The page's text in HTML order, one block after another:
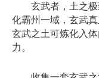
玄武者，土之极
化霸州一域，玄武
玄武之土可炼化入
力。